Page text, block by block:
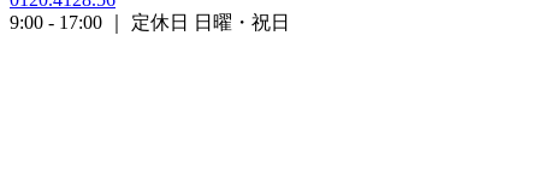
9:00 - 17:00 ｜ 定休日 日曜・祝日